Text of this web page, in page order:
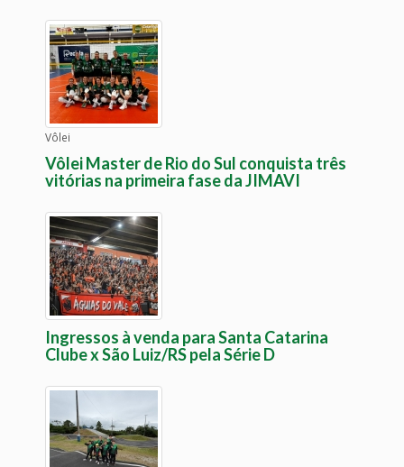
Vôlei
Vôlei Master de Rio do Sul conquista três
vitórias na primeira fase da JIMAVI
Ingressos à venda para Santa Catarina
Clube x São Luiz/RS pela Série D